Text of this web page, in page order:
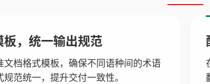
，统一输出规范
档格式模板，确保不同语种间的术语
范统一，提升交付一致性。